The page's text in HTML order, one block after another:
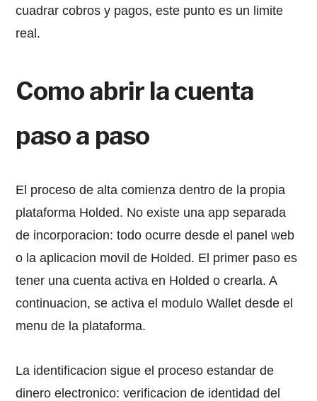
cuadrar cobros y pagos, este punto es un limite
real.
Como abrir la cuenta
paso a paso
El proceso de alta comienza dentro de la propia
plataforma Holded. No existe una app separada
de incorporacion: todo ocurre desde el panel web
o la aplicacion movil de Holded. El primer paso es
tener una cuenta activa en Holded o crearla. A
continuacion, se activa el modulo Wallet desde el
menu de la plataforma.
La identificacion sigue el proceso estandar de
dinero electronico: verificacion de identidad del